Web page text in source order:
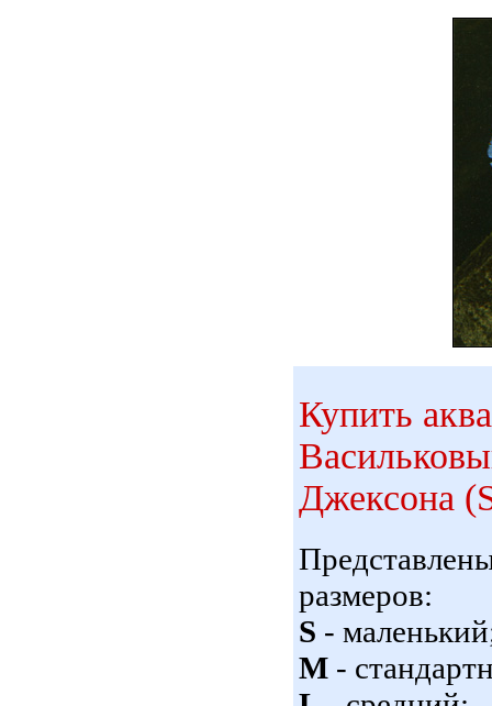
Купить
Джексона
размеров:
S -
M -